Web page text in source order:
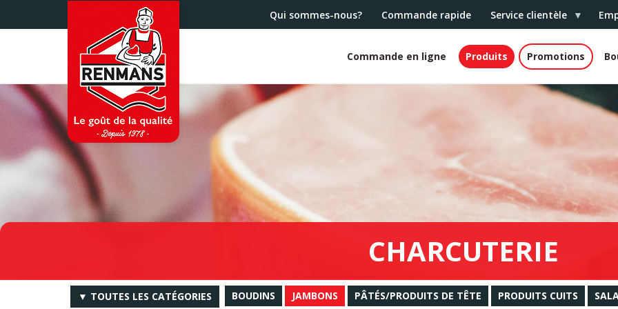
Qui sommes-nous? Commande rapide Service clientèle
White
header
Commande en ligne Produits Promotions
CHARCUTERIE
▼ TOUTES LES CATÉGORIES BOUDINS JAMBONS PÂTÉS/PRODUITS DE TÊTE PRODUITS CUITS